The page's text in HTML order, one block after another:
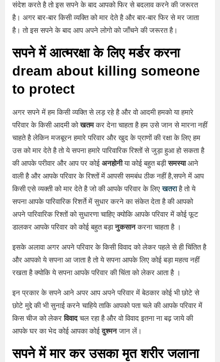
संदेश करते है तो इस सपने के बाद आपको फिर से बदलाव करने की जरूरत
है। अगर बार-बार किसी व्यक्ति को मार देते है और बार-बार फिर से मर जाता
है। तो इस सपने के बाद आप अपने लोगो को जाँचने की जरूरत है।
सपने में आत्मरक्षा के लिए मर्डर करना
dream about killing someone
to protect
अगर सपने में हम किसी व्यक्ति से लड़ रहे है और वो आदमी हमको या हमारे
परिवार के किसी आदमी कोखतमकर देना चाहता है हम उसे जान से मारना नहीं
चाहते है लेकिन मजबूरन हमारे परिवार और खुद के प्राणों की रक्षा के लिए हम
उस को मार देते है तो ये सपना हमारे पारिवारिक रिश्तों से जुड़ा हुआ हो सकता है
की आपके परीवार और आप पर कोई अनहोनीया कोई बहुत बड़ीसमस्याआने
वाली है और आपके परिवार के रिश्तों में आपसी समबंध ठीक नहीं है,सपने में आप
किसी एसे व्यक्ती को मार देते है जो की आपके परिवार के लिएखतराहै तो ये
सपना आपके पारिवारिक रिशर्ते में सुधार करने का संकेत देता है की आपको
अपने पारिवारिक रिश्तों को सुधारणा चाहिए क्योकि आपके परिवार में कोई फूट
डालकर आपके परिवार को कोई बहुत बड़ानुकसानकरना चाहता है ।
इसके अलावा अगर अपने परिवार के किसी विवाद को लेकर पहले से ही चिंतित है
और आपको ये सपना आ जाता है तो ये सपना आपके लिए कोई बड़ा महत्व नहीं
रखता है क्योकि ये सपना आपके परिवार की चिंता को लेकर आता है ।
इन प्रकार के सपने आने अपर आप अपने परिवार में बेठकार कोई भी छोटे से
छोटे मुद्दे की भी सुनाई करने चाहिये ताकि आपको पता चले की आपके परिवार में
किस चीज को लेकरविवादचल रहा है और वो विवाद इतना ना बढ़ जाये की
आपके घर का भेद कोई आपका कोईदुश्मनजान लें।
सपने में मार कर उसका मृत शरीर जलाना